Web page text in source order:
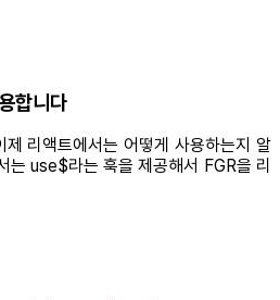
합니다
제 리액트에서는 어떻게 사용하는지 알
use$라는 훅을 제공해서 FGR을 리